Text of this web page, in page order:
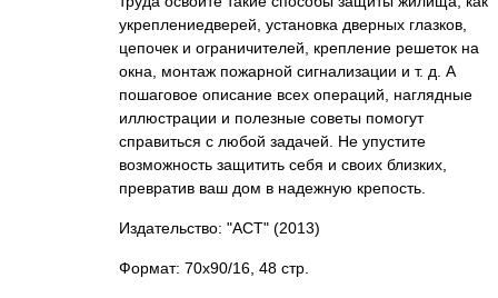
укреплениедверей, установка дверных глазков,
цепочек и ограничителей, крепление решеток на
окна, монтаж пожарной сигнализации и т. д. А
пошаговое описание всех операций, наглядные
иллюстрации и полезные советы помогут
справиться с любой задачей. Не упустите
возможность защитить себя и своих близких,
превратив ваш дом в надежную крепость.
Издательство: "АСТ" (2013)
Формат: 70x90/16, 48 стр.